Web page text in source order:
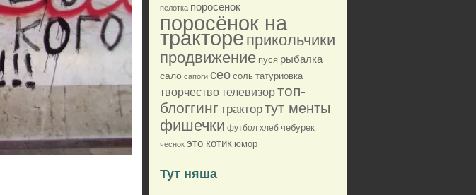
пелотка поросенок
поросёнок на
трактореприкольчики
продвижение пуся рыбалка
сало сапоги сео соль татуриовка
творчествотелевизортоп-
блоггинг трактортут менты
фишечки футбол хлеб чебурек
чеснок это котик юмор
Тут няша